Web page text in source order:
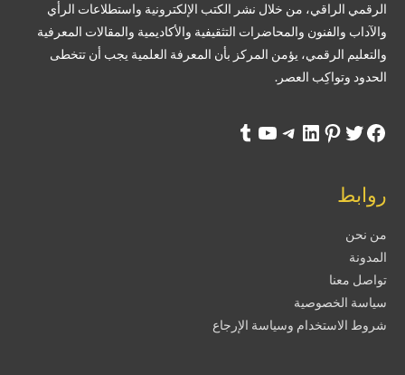
الرقمي الراقي، من خلال نشر الكتب الإلكترونية واستطلاعات الرأي
والآداب والفنون والمحاضرات التثقيفية والأكاديمية والمقالات المعرفية
والتعليم الرقمي، يؤمن المركز بأن المعرفة العلمية يجب أن تتخطى
الحدود وتواكِب العصر.
روابط
من نحن
المدونة
تواصل معنا
سياسة الخصوصية
شروط الاستخدام وسياسة الإرجاع